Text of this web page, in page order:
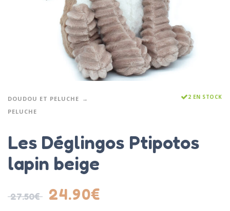
DOUDOU ET PELUCHE
PELUCHE
2 EN STOCK
Les Déglingos Ptipotos
lapin beige
27.50€ 24.90€